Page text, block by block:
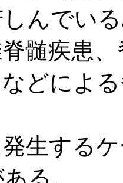
んでい
髄疾患
などによ
生する